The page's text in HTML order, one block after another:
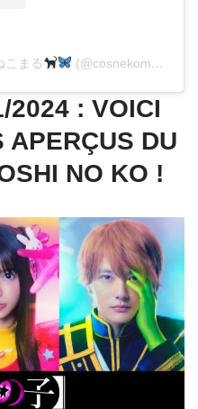
こまる (@cosnekomaru)
2024 : VOICI
APERÇUS DU
NO KO !